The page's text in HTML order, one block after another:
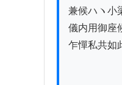
兼候ハヽ小
儀内用御座
乍憚私共如
小梁
足